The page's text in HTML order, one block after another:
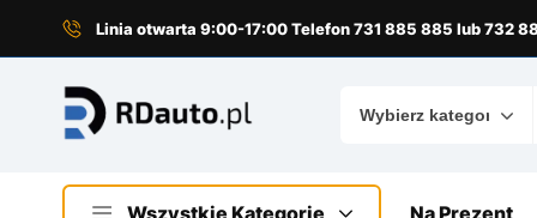
Linia otwarta 9:00-17:00 Telefon 731 885 885 lub 732
Wszystkie Kategorie Na Prezent